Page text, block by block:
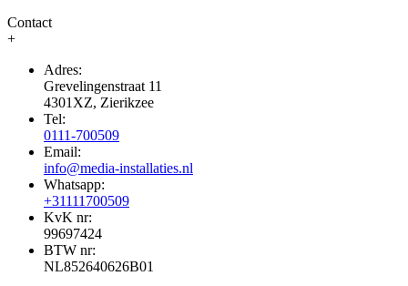
Contact
+
Adres:
Grevelingenstraat 11
4301XZ, Zierikzee
Tel:
0111-700509
Email:
info@media-installaties.nl
Whatsapp:
+31111700509
KvK nr:
99697424
BTW nr:
NL852640626B01